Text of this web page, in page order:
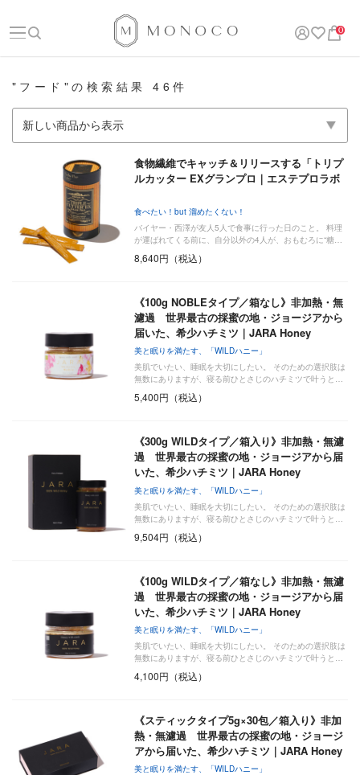
0
"フード"の検索結果 46件
食物繊維でキャッチ＆リリースする「トリプ
ルカッター EXグランプロ｜エステプロラボ
食べたい！but 溜めたくない！
バイヤー・西澤が友人5人で食事に行った日のこと。 料理
が運ばれてくる前に、自分以外の4人が、おもむろに“糖…
8,640円（税込）
《100g NOBLEタイプ／箱なし》非加熱・無
濾過 世界最古の採蜜の地・ジョージアから
届いた、希少ハチミツ｜JARA Honey
美と眠りを満たす、「WILDハニー」
美肌でいたい、睡眠を大切にしたい。 そのための選択肢は
無数にありますが、寝る前ひとさじのハチミツで叶うと…
5,400円（税込）
《300g WILDタイプ／箱入り》非加熱・無濾
過 世界最古の採蜜の地・ジョージアから届
いた、希少ハチミツ｜JARA Honey
美と眠りを満たす、「WILDハニー」
美肌でいたい、睡眠を大切にしたい。 そのための選択肢は
無数にありますが、寝る前ひとさじのハチミツで叶うと…
9,504円（税込）
《100g WILDタイプ／箱なし》非加熱・無濾
過 世界最古の採蜜の地・ジョージアから届
いた、希少ハチミツ｜JARA Honey
美と眠りを満たす、「WILDハニー」
美肌でいたい、睡眠を大切にしたい。 そのための選択肢は
無数にありますが、寝る前ひとさじのハチミツで叶うと…
4,100円（税込）
《スティックタイプ5g×30包／箱入り》非加
熱・無濾過 世界最古の採蜜の地・ジョージ
アから届いた、希少ハチミツ｜JARA Honey
美と眠りを満たす、「WILDハニー」